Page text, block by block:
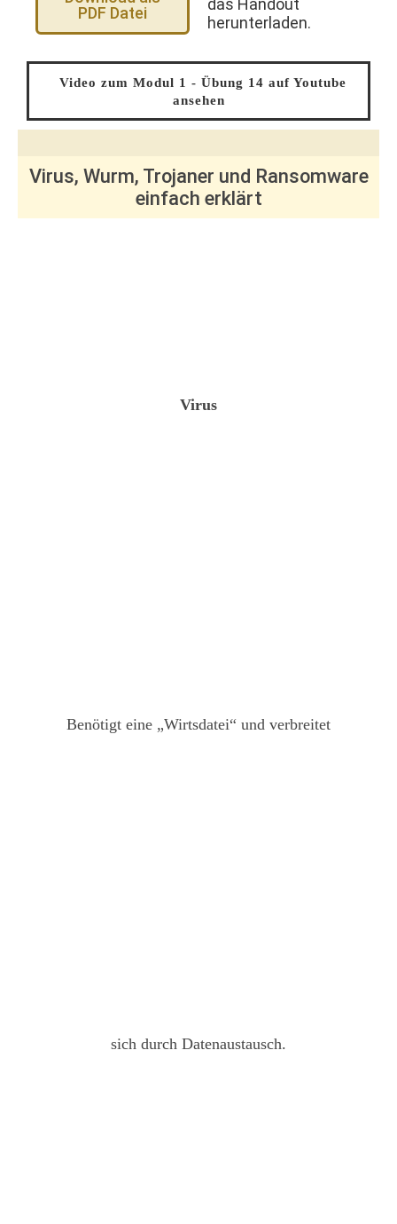
PDF Datei
das Handout
herunterladen.
Video zum Modul 1 - Übung 14 auf Youtube
ansehen
Virus, Wurm, Trojaner und Ransomware
einfach erklärt
Virus
Benötigt eine „Wirtsdatei“ und verbreitet
sich durch Datenaustausch.